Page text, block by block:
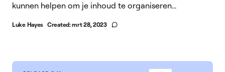
kunnen helpen om je inhoud te organiseren...
Luke Hayes Created:mrt 28, 2023